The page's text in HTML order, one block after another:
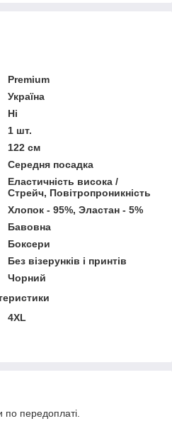
Premium
Україна
Ні
1 шт.
122 см
Середня посадка
Еластичність висока /
Стрейч, Повітропроникність
Хлопок - 95%, Эластан - 5%
Бавовна
Боксери
Без візерунків і принтів
Чорний
4XL
по передоплаті.